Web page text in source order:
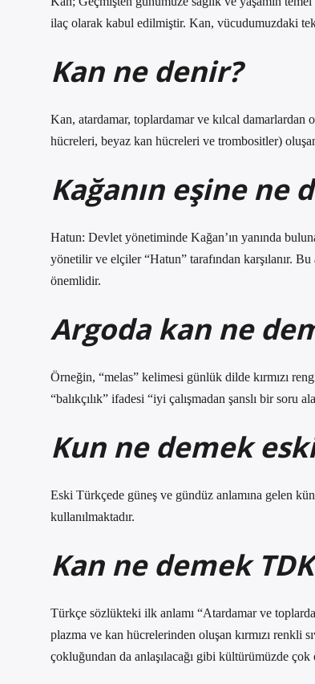
ilaç olarak kabul edilmiştir. Kan, vücudumuzdaki
Kan ne denir?
Kan, atardamar, toplardamar ve kılcal damarlardan
hücreleri, beyaz kan hücreleri ve trombositler) oluşan
Kağanın eşine ne
Hatun: Devlet yönetiminde Kağan’ın yanında
yönetilir ve elçiler “Hatun” tarafından karşılanır.
önemlidir.
Argoda kan ne
Örneğin, “melas” kelimesi günlük dilde kırmızı
“balıkçılık” ifadesi “iyi çalışmadan şanslı bir soru
Kun ne demek
Eski Türkçede güneş ve gündüz anlamına gelen
kullanılmaktadır.
Kan ne demek
Türkçe sözlükteki ilk anlamı “Atardamar ve
plazma ve kan hücrelerinden oluşan kırmızı renkli
çokluğundan da anlaşılacağı gibi kültürümüzde